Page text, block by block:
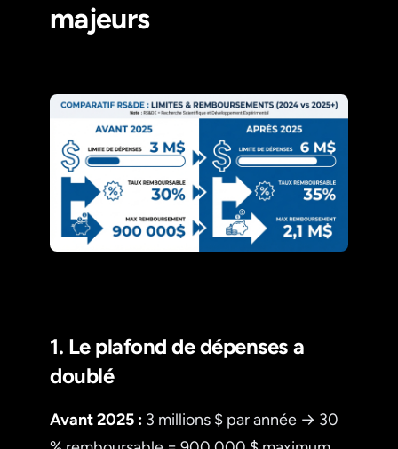
majeurs
1. Le plafond de dépenses a
doublé
Avant 2025 : 3 millions $ par année → 30